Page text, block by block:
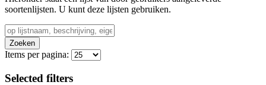
soortenlijsten. U kunt deze lijsten gebruiken.
Zoeken
Items per pagina:
Selected filters